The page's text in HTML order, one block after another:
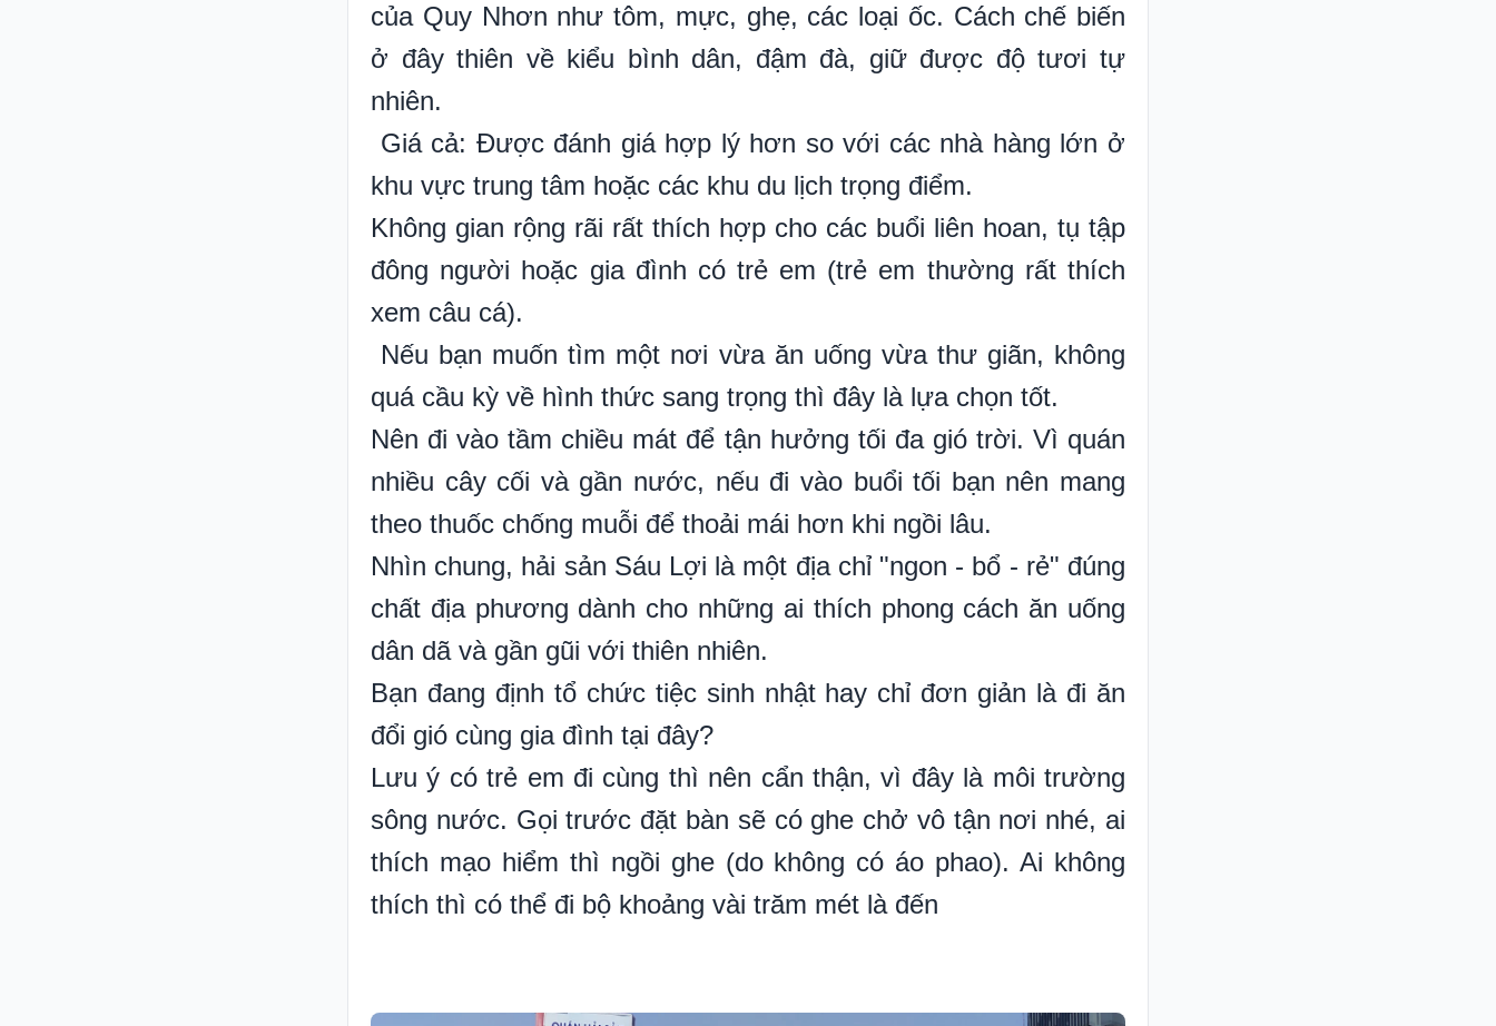
của Quy Nhơn như tôm, mực, ghẹ, các loại ốc. Cách chế biến
ở đây thiên về kiểu bình dân, đậm đà, giữ được độ tươi tự
nhiên.
Giá cả: Được đánh giá hợp lý hơn so với các nhà hàng lớn ở
khu vực trung tâm hoặc các khu du lịch trọng điểm.
Không gian rộng rãi rất thích hợp cho các buổi liên hoan, tụ tập
đông người hoặc gia đình có trẻ em (trẻ em thường rất thích
xem câu cá).
Nếu bạn muốn tìm một nơi vừa ăn uống vừa thư giãn, không
quá cầu kỳ về hình thức sang trọng thì đây là lựa chọn tốt.
Nên đi vào tầm chiều mát để tận hưởng tối đa gió trời. Vì quán
nhiều cây cối và gần nước, nếu đi vào buổi tối bạn nên mang
theo thuốc chống muỗi để thoải mái hơn khi ngồi lâu.
Nhìn chung, hải sản Sáu Lợi là một địa chỉ "ngon - bổ - rẻ" đúng
chất địa phương dành cho những ai thích phong cách ăn uống
dân dã và gần gũi với thiên nhiên.
Bạn đang định tổ chức tiệc sinh nhật hay chỉ đơn giản là đi ăn
đổi gió cùng gia đình tại đây?
Lưu ý có trẻ em đi cùng thì nên cẩn thận, vì đây là môi trường
sông nước. Gọi trước đặt bàn sẽ có ghe chở vô tận nơi nhé, ai
thích mạo hiểm thì ngồi ghe (do không có áo phao). Ai không
thích thì có thể đi bộ khoảng vài trăm mét là đến